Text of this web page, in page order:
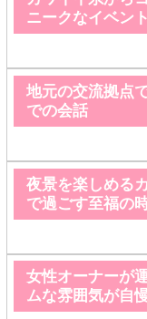
ニークなイベン
地元の交流拠点
での会話
夜景を楽しめる
で過ごす至福の
女性オーナーが
ムな雰囲気が自